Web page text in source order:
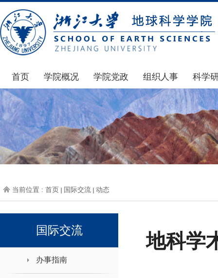
首页 学院概况
学院简介
发展简史
组织机构
师资力量
学院党政
通知公告
学院发文
党委会议纪要
党政联席会议纪要
人力资源会议纪要
办事指南
组织人事
通知公告
博士后管理
人才招聘
年度考核
下载专区
科学
国家
科研
通知
科研
地科
当前位置 : 首页 国际交流 动态
国际交流
办事指南
地科学